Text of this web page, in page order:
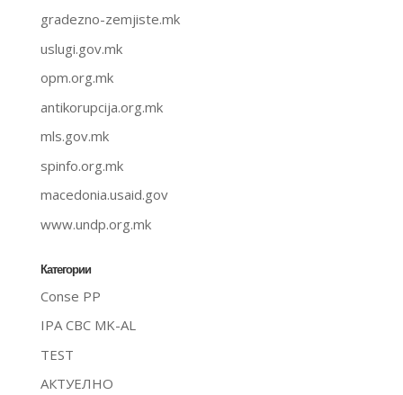
gradezno-zemjiste.mk
uslugi.gov.mk
opm.org.mk
antikorupcija.org.mk
mls.gov.mk
spinfo.org.mk
macedonia.usaid.gov
www.undp.org.mk
Категории
Conse PP
IPA CBC MK-AL
TEST
АКТУЕЛНО